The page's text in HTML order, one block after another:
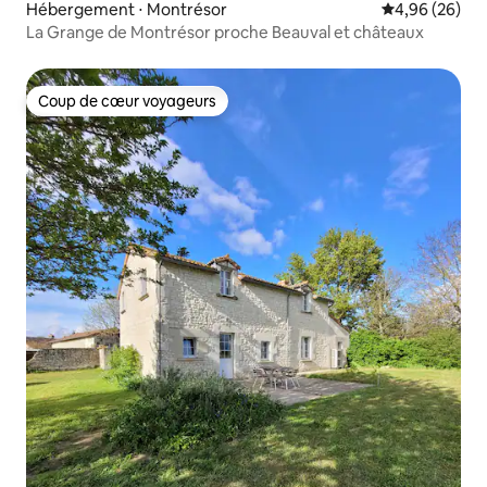
Hébergement ⋅ Montrésor Évaluation
4,96 (26)
La Grange de Montrésor proche Beauval et châteaux
Coup de cœur voyageurs
Coup de cœur voyageurs